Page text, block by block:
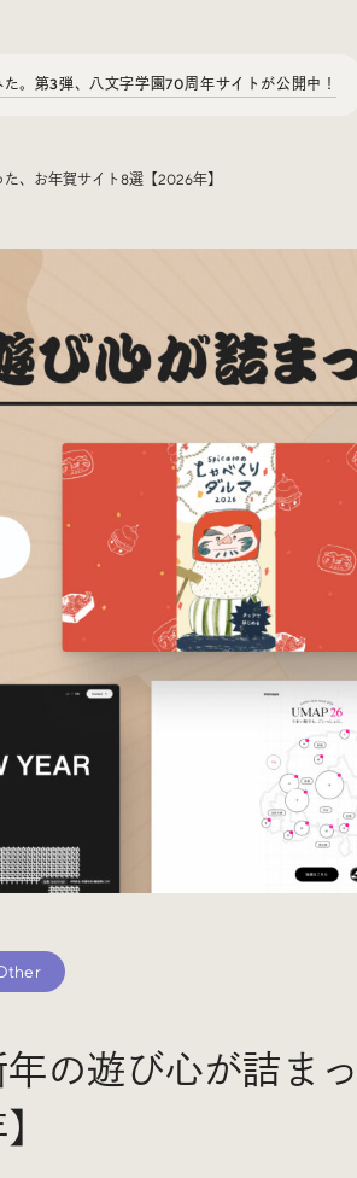
。第3弾、八文字学園70周年サイトが公開中！
インタビュー
イベント
そのほか
Today’s
今日のブ
を、ほぼ毎日
iDID
クリエイティ
になったサ
AboutNews
、お年賀サイト8選【2026年】
年の遊び心が詰ま